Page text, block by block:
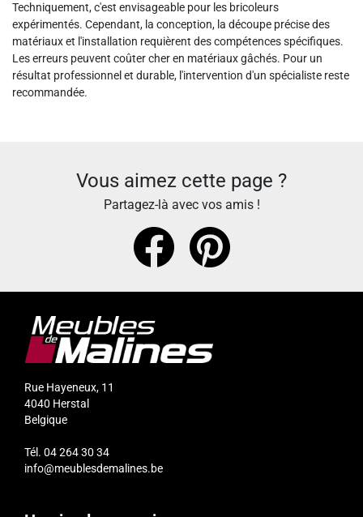
Techniquement, c'est envisageable pour les bricoleurs
expérimentés. Cependant, la conception, la découpe précise des
matériaux et l'installation requièrent des compétences spécifiques.
Les erreurs peuvent coûter cher en matériaux gâchés. Pour un
résultat professionnel et durable, l'intervention d'un spécialiste reste
recommandée.
Vous aimez cette page ?
Partagez-là avec vos amis !
Rue Hayeneux, 11
4040 Herstal
Belgique
Tél. 04 264 30 34
info@meublesdemalines.be